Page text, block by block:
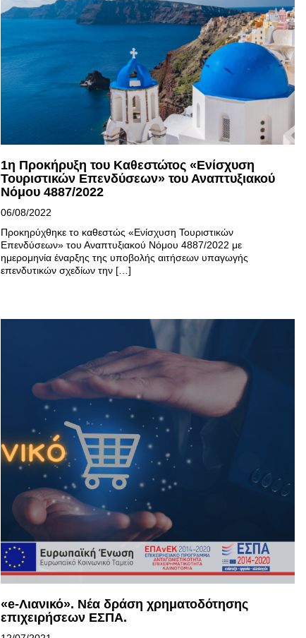
1η Προκήρυξη του Καθεστώτος «Ενίσχυση
Τουριστικών Επενδύσεων» του Αναπτυξιακού
Νόμου 4887/2022
06/08/2022
Προκηρύχθηκε το καθεστώς «Ενίσχυση Τουριστικών
Επενδύσεων» του Αναπτυξιακού Νόμου 4887/2022 με
ημερομηνία έναρξης της υποβολής αιτήσεων υπαγωγής
επενδυτικών σχεδίων την […]
«e-Λιανικό». Νέα δράση χρηματοδότησης
επιχειρήσεων ΕΣΠΑ.